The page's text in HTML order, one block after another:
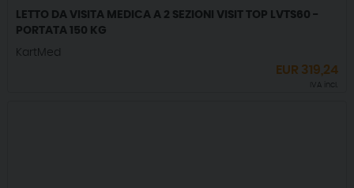
LETTO DA VISITA MEDICA A 2 SEZIONI VISIT TOP LVTS60 -
PORTATA 150 KG
KartMed
EUR 319,24
IVA incl.